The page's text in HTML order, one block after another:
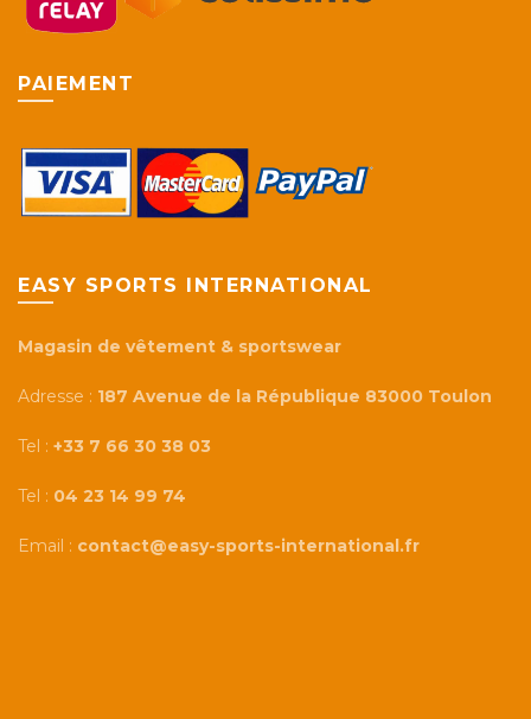
PAIEMENT
EASY SPORTS INTERNATIONAL
Magasin de vêtement & sportswear
Adresse : 187 Avenue de la République 83000 Toulon
Tel : +33 7 66 30 38 03
Tel : 04 23 14 99 74
Email : contact@easy-sports-international.fr